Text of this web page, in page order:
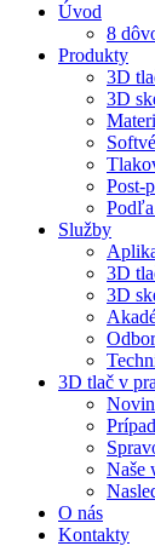
Úvod
8
Produkty
3D
3D
Post-
Služby
3D
3D
3D tlač v
Naše
O nás
Kontakty